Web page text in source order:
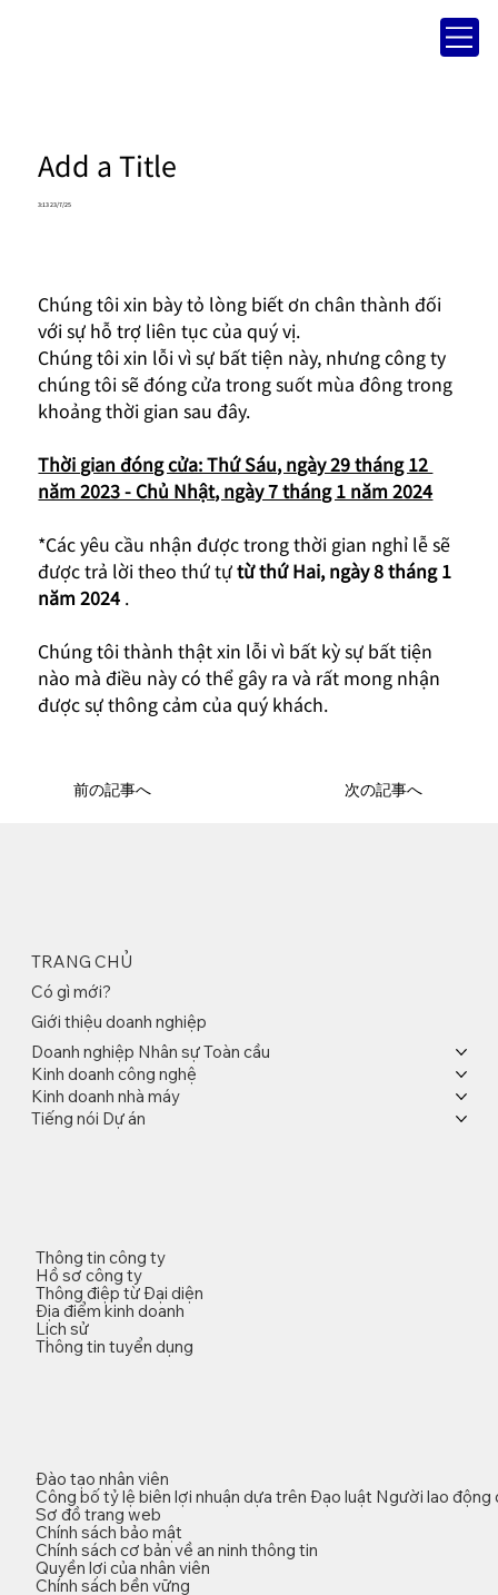
Add a Title
3:13 23/7/25
前の記事へ 次の記事へ
Chúng tôi xin bày tỏ lòng biết ơn chân thành đối
với sự hỗ trợ liên tục của quý vị.
Chúng tôi xin lỗi vì sự bất tiện này, nhưng công ty
chúng tôi sẽ đóng cửa trong suốt mùa đông trong
khoảng thời gian sau đây.
Thời gian đóng cửa: Thứ Sáu, ngày 29 tháng 12
năm 2023 - Chủ Nhật, ngày 7 tháng 1 năm 2024
*Các yêu cầu nhận được trong thời gian nghỉ lễ sẽ
được trả lời theo thứ tự từ thứ Hai, ngày 8 tháng 1
năm 2024 .
Chúng tôi thành thật xin lỗi vì bất kỳ sự bất tiện
nào mà điều này có thể gây ra và rất mong nhận
được sự thông cảm của quý khách.
TRANG CHỦ
Có gì mới?
Giới thiệu doanh nghiệp
Doanh nghiệp Nhân sự Toàn cầu
Kinh doanh công nghệ
Kinh doanh nhà máy
Tiếng nói Dự án
Thông tin công ty
Hồ sơ công ty
Thông điệp từ Đại diện
Địa điểm kinh doanh
Lịch sử
Thông tin tuyển dụng
Đào tạo nhân viên
Công bố tỷ lệ biên lợi nhuận dựa trên Đạo luật Người lao động
Sơ đồ trang web
Chính sách bảo mật
Chính sách cơ bản về an ninh thông tin
Quyền lợi của nhân viên
Chính sách bền vững